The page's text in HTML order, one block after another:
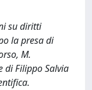
su diritti
la presa di
M.
di Filippo Salvia